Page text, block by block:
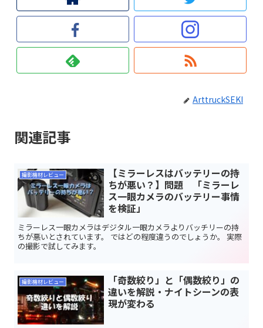
ArttruckSEKI
関連記事
撮影機材レビュー
【ミラーレスはバッテリーの持
ちが悪い？】問題 「ミラーレ
ス一眼カメラのバッテリー事情
を検証」
ミラーレス一眼カメラはデジタル一眼カメラよりバッチリーの持
ちが悪いとされています。 ではどの程度違うのでしょうか。 実際
の撮影で試してみます。
撮影機材レビュー
「奇数絞り」と「偶数絞り」の
違いを解説・ナイトシーンの表
現が変わる